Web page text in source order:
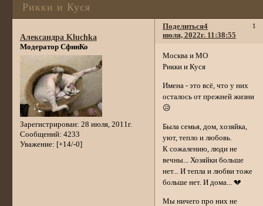
Рикки и Куся
Поделиться 1
4
июля, 2022г. 11:38:55
Александра Kluchka
Модератор СфинКо
Зарегистрирован: 28 июля, 2011г.
Сообщений: 4233
Уважение: [+14/-0]
Москва и МО
Рикки и Куся
Имена - это всё, что у них
осталось от прежней жизни
😥
Была семья, дом, хозяйка,
уют, тепло и любовь.
К сожалению, люди не
вечны... Хозяйки больше
нет... И тепла и любви тоже
больше нет. И дома... 💔
Мы ничего про них не